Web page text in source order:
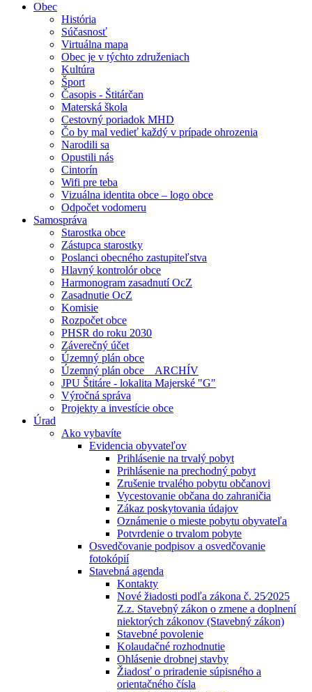
Obec
História
Súčasnosť
Virtuálna mapa
Obec je v týchto združeniach
Kultúra
Šport
Časopis - Štitárčan
Materská škola
Cestovný poriadok MHD
Čo by mal vedieť každý v prípade ohrozenia
Narodili sa
Opustili nás
Cintorín
Wifi pre teba
Vizuálna identita obce – logo obce
Odpočet vodomeru
Samospráva
Starostka obce
Zástupca starostky
Poslanci obecného zastupiteľstva
Hlavný kontrolór obce
Harmonogram zasadnutí OcZ
Zasadnutie OcZ
Komisie
Rozpočet obce
PHSR do roku 2030
Záverečný účet
Územný plán obce
Územný plán obce _ ARCHÍV
JPU Štitáre - lokalita Majerské "G"
Výročná správa
Projekty a investície obce
Úrad
Ako vybavíte
Evidencia obyvateľov
Prihlásenie na trvalý pobyt
Prihlásenie na prechodný pobyt
Zrušenie trvalého pobytu občanovi
Vycestovanie občana do zahraničia
Zákaz poskytovania údajov
Oznámenie o mieste pobytu obyvateľa
Potvrdenie o trvalom pobyte
Osvedčovanie podpisov a osvedčovanie
fotokópií
Stavebná agenda
Kontakty
Nové žiadosti podľa zákona č. 25⁄2025
Z.z. Stavebný zákon o zmene a doplnení
niektorých zákonov (Stavebný zákon)
Stavebné povolenie
Kolaudačné rozhodnutie
Ohlásenie drobnej stavby
Žiadosť o priradenie súpisného a
orientačného čísla